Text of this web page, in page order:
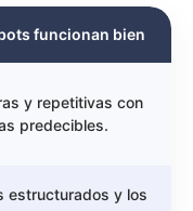
funcionan bien
y repetitivas con
predecibles.
estructurados y los